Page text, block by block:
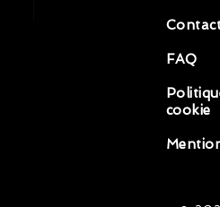
FAQ
cookie